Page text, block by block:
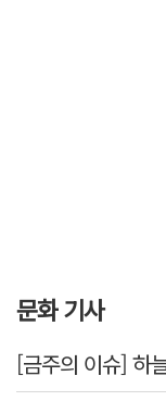
문화 기사